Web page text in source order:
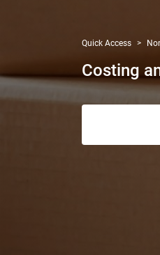
Quick Access
Costing